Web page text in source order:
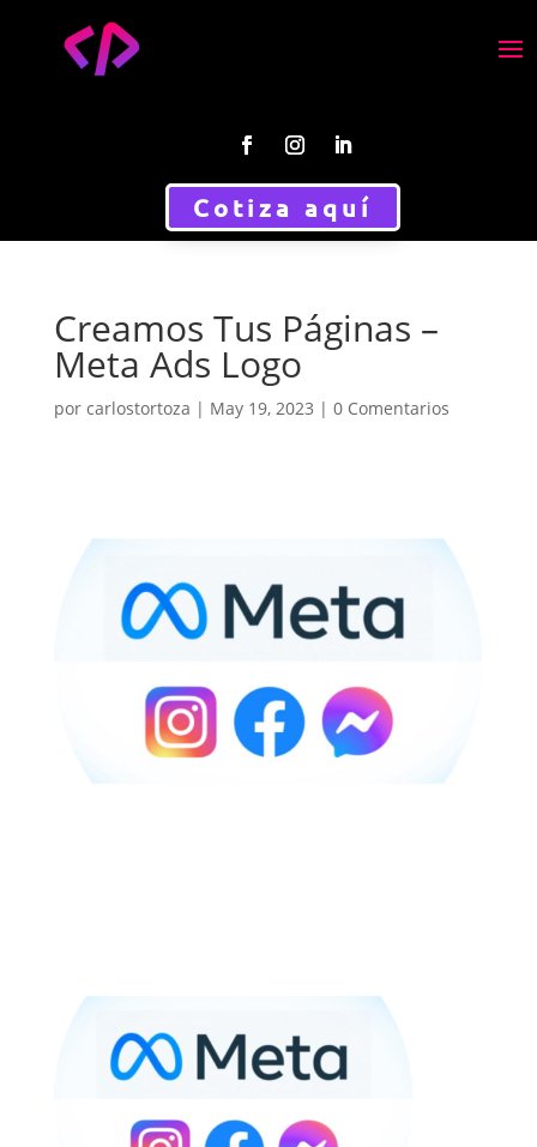
Cotiza aquí
Creamos Tus Páginas –
Meta Ads Logo
por carlostortoza | May 19, 2023 | 0 Comentarios